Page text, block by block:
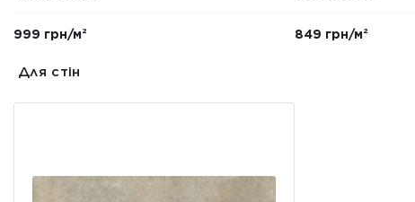
999 грн/м² 849 грн/м²
Для стін